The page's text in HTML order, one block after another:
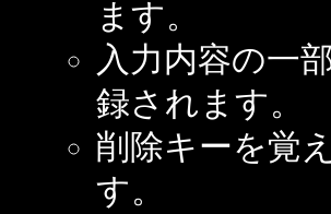
ます。
入力内容の一
録されます。
削除キーを覚
す。